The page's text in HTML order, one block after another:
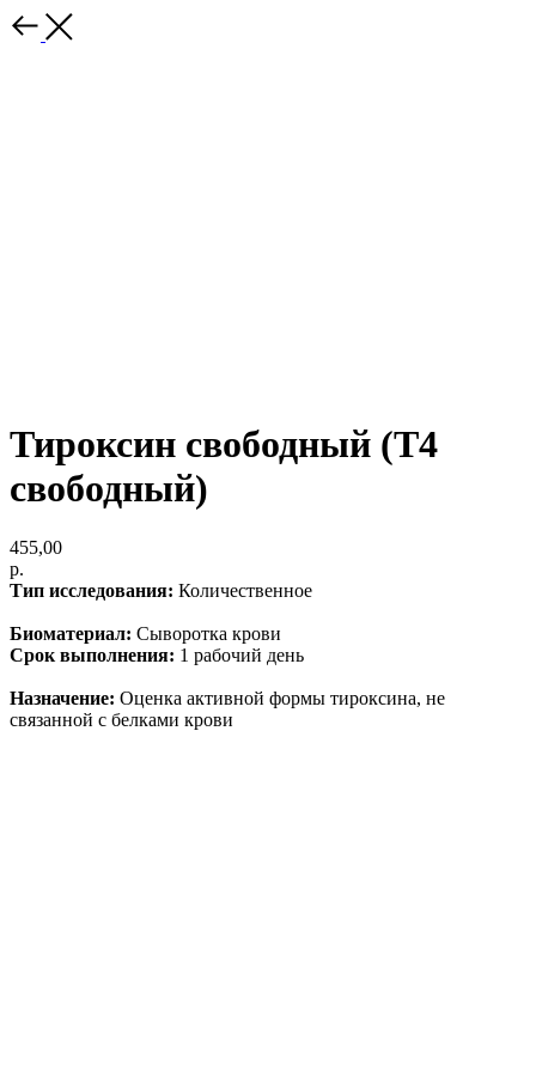
Тироксин свободный (Т4
свободный)
455,00
р.
Тип исследования: Количественное
Биоматериал: Сыворотка крови
Срок выполнения: 1 рабочий день
Назначение: Оценка активной формы тироксина, не
связанной с белками крови